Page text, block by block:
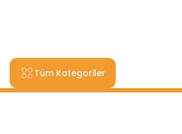
Tüm Kategoriler